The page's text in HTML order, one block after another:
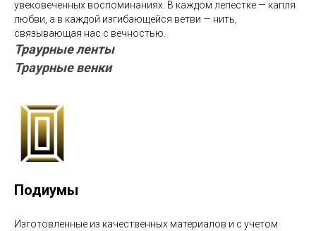
увековеченных воспоминаниях. В каждом лепестке — капля
любви, а в каждой изгибающейся ветви — нить,
связывающая нас с вечностью.
Траурные ленты
Траурные венки
Подиумы
Изготовленные из качественных материалов и с учетом